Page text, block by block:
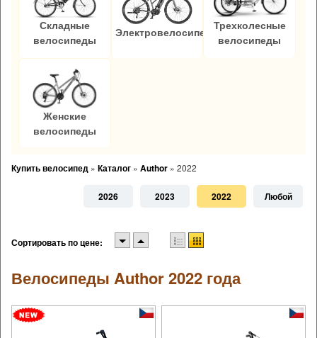
Складные
велосипеды
Электровелосипеды
Трехколесные
велосипеды
Женские
велосипеды
Купить велосипед » Каталог » Author » 2022
2026 2023 2022 Любой
Сортировать по цене:
Велосипеды Author 2022 года